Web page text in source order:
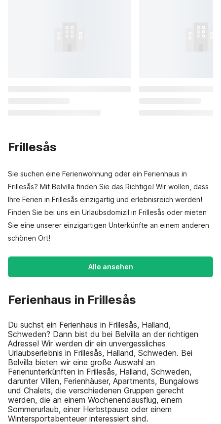
Frillesås
Sie suchen eine Ferienwohnung oder ein Ferienhaus in
Frillesås? Mit Belvilla finden Sie das Richtige! Wir wollen, dass
Ihre Ferien in Frillesås einzigartig und erlebnisreich werden!
Finden Sie bei uns ein Urlaubsdomizil in Frillesås oder mieten
Sie eine unserer einzigartigen Unterkünfte an einem anderen
schönen Ort!
Alle ansehen
Ferienhaus in Frillesås
Du suchst ein Ferienhaus in Frillesås, Halland,
Schweden? Dann bist du bei Belvilla an der richtigen
Adresse! Wir werden dir ein unvergessliches
Urlaubserlebnis in Frillesås, Halland, Schweden. Bei
Belvilla bieten wir eine große Auswahl an
Ferienunterkünften in Frillesås, Halland, Schweden,
darunter Villen, Ferienhäuser, Apartments, Bungalows
und Chalets, die verschiedenen Gruppen gerecht
werden, die an einem Wochenendausflug, einem
Sommerurlaub, einer Herbstpause oder einem
Wintersportabenteuer interessiert sind.